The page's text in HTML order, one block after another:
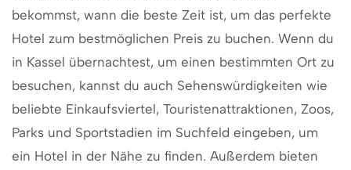
bekommst, wann die beste Zeit ist, um das perfekte
Hotel zum bestmöglichen Preis zu buchen. Wenn du
in Kassel übernachtest, um einen bestimmten Ort zu
besuchen, kannst du auch Sehenswürdigkeiten wie
beliebte Einkaufsviertel, Touristenattraktionen, Zoos,
Parks und Sportstadien im Suchfeld eingeben, um
ein Hotel in der Nähe zu finden. Außerdem bieten